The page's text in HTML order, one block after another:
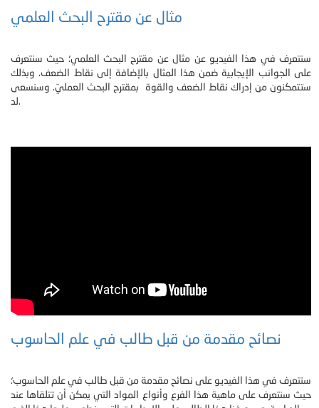
مثال عن مقترح البحث العلمي
سنتعرف في هذا الفيديو عن مثال عن مقترح البحث العلمي؛ حيث سنتعرف
على الجوانب الإيجابية ضمن هذا المثال بالإضافة إلى نقاط الضعف. وبذلك
ستتمكنون من إدراك نقاط الضعف والقوة بمقترح البحث العمليّ. وسنسعى
لد.
نصائح مقدمة من قبل طالب في علم الحاسوب
سنتعرف في هذا الفيديو على نصائح مقدمة من قبل طالب في علم الحاسوب؛
حيث سنتعرف على ماهية هذا الفرع وأنواع المواد التي يمكن أن تتلقاها عند